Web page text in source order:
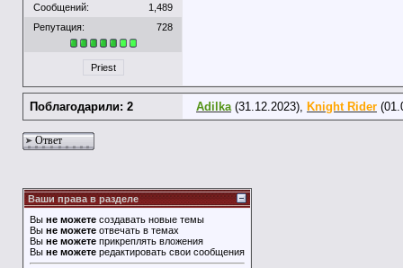
Сообщений:
1,489
Репутация:
728
Priest
Поблагодарили: 2 Adilka(31.12.2023), Knight Rider
Ответ
Ваши права в разделе
Вы не можете создавать новые темы
Вы не можете отвечать в темах
Вы не можете прикреплять вложения
Вы не можете редактировать свои сообщения